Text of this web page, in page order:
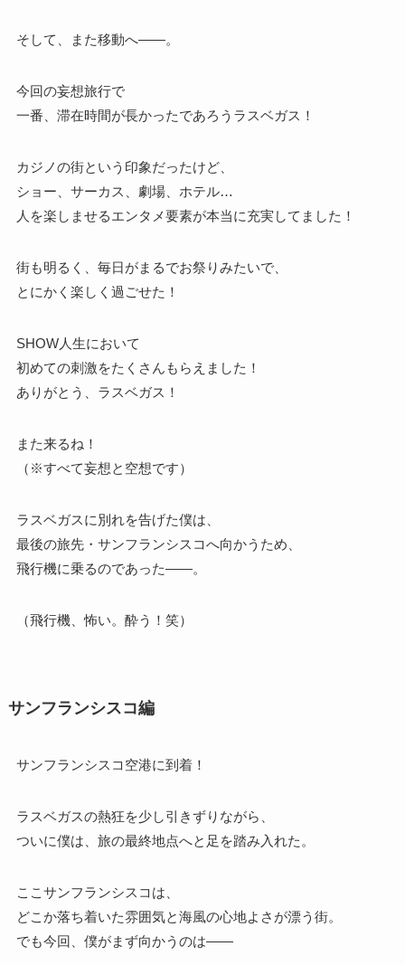
そして、また移動へ――。
今回の妄想旅行で
一番、滞在時間が長かったであろうラスベガス！
カジノの街という印象だったけど、
ショー、サーカス、劇場、ホテル…
人を楽しませるエンタメ要素が本当に充実してました！
街も明るく、毎日がまるでお祭りみたいで、
とにかく楽しく過ごせた！
SHOW人生において
初めての刺激をたくさんもらえました！
ありがとう、ラスベガス！
また来るね！
（※すべて妄想と空想です）
ラスベガスに別れを告げた僕は、
最後の旅先・サンフランシスコへ向かうため、
飛行機に乗るのであった――。
（飛行機、怖い。酔う！笑）
サンフランシスコ編
サンフランシスコ空港に到着！
ラスベガスの熱狂を少し引きずりながら、
ついに僕は、旅の最終地点へと足を踏み入れた。
ここサンフランシスコは、
どこか落ち着いた雰囲気と海風の心地よさが漂う街。
でも今回、僕がまず向かうのは――